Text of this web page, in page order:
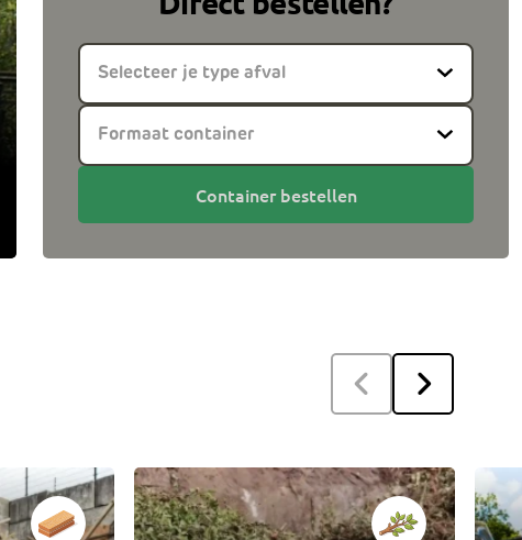
Selecteer je type afval
Formaat container
Container bestellen